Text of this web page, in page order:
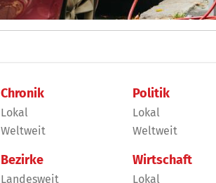
Chronik
Lokal
Weltweit
Bezirke
Landesweit
Politik
Lokal
Weltweit
Wirtschaft
Lokal